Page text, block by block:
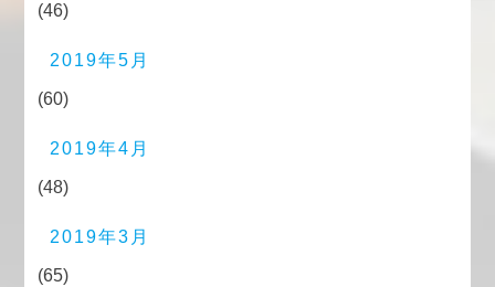
(46)
2019年5月
(60)
2019年4月
(48)
2019年3月
(65)